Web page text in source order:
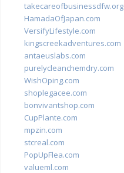
takecareofbusinessdfw.org
HamadaOfJapan.com
VersifyLifestyle.com
kingscreekadventures.com
antaeuslabs.com
purelycleanchemdry.com
WishOping.com
shoplegacee.com
bonvivantshop.com
CupPlante.com
mpzin.com
stcreal.com
PopUpFlea.com
valueml.com